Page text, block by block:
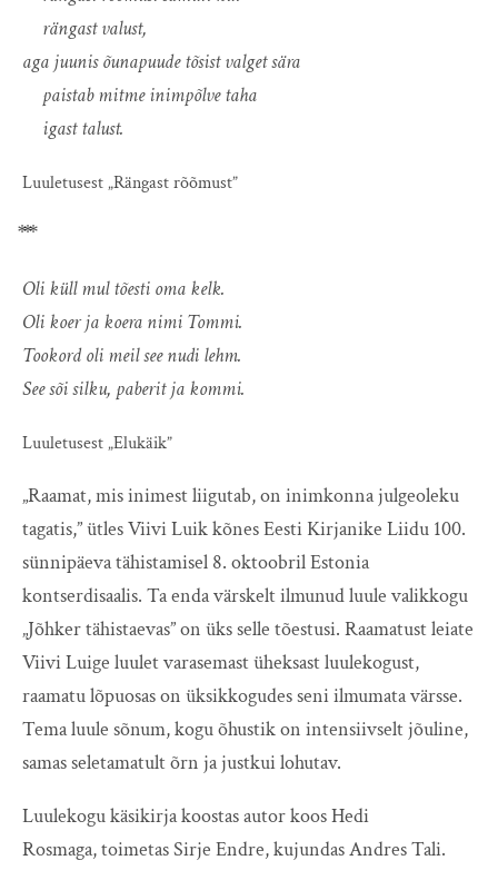
rängast valust,
aga juunis õunapuude tõsist valget sära
paistab mitme inimpõlve taha
igast talust.
Luuletusest „Rängast rõõmust”
⃰ ⃰ ⃰
Oli küll mul tõesti oma kelk.
Oli koer ja koera nimi Tommi.
Tookord oli meil see nudi lehm.
See sõi silku, paberit ja kommi.
Luuletusest „Elukäik”
„Raamat, mis inimest liigutab, on inimkonna julgeoleku
tagatis,” ütles Viivi Luik kõnes Eesti Kirjanike Liidu 100.
sünnipäeva tähistamisel 8. oktoobril Estonia
kontserdisaalis. Ta enda värskelt ilmunud luule valikkogu
„Jõhker tähistaevas” on üks selle tõestusi. Raamatust leiate
Viivi Luige luulet varasemast üheksast luulekogust,
raamatu lõpuosas on üksikkogudes seni ilmumata värsse.
Tema luule sõnum, kogu õhustik on intensiivselt jõuline,
samas seletamatult õrn ja justkui lohutav.
Luulekogu käsikirja koostas autor koos Hedi
Rosmaga,toimetas Sirje Endre, kujundas Andres Tali.